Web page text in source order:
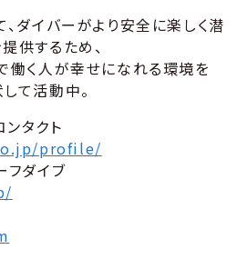
、ダイバーがより安全に楽しく潜
供するため、
働く人が幸せになれる環境を
て活動中。
タクト
profile/
フダイブ